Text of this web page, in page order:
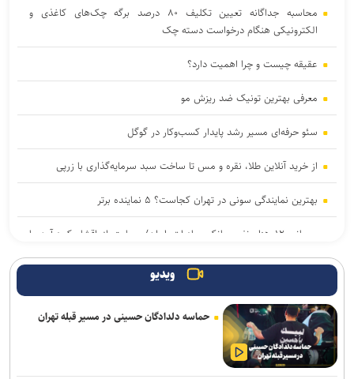
محاسبه جداگانه تعیین تکلیف ۸۰ درصد برگه چک‌های کاغذی و
الکترونیکی هنگام درخواست دسته چک
عقیقه چیست و چرا اهمیت دارد؟
معرفی بهترین تونیک ضد ریزش مو
سئو حرفه‌ای مسیر رشد پایدار کسب‌وکار در گوگل
از خرید آنلاین طلا، نقره و مس تا ساخت سبد سرمایه‌گذاری با زرپی
بهترین نمایندگی سونی در تهران کجاست؟ ۵ نماینده برتر
مهمانی ۱۲ هزار نفری بانک صادرات ایران/ حمایت از اقشار کم‌درآمد با
ویدیو
حماسه دلدادگان حسینی در مسیر قبله تهران